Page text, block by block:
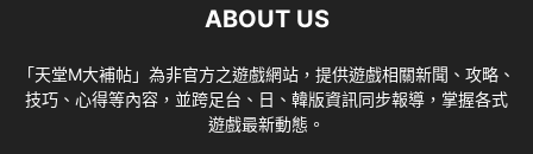
ABOUT US
「天堂M大補帖」為非官方之遊戲網站，提供遊戲相關新聞、攻略、
技巧、心得等內容，並跨足台、日、韓版資訊同步報導，掌握各式
遊戲最新動態。